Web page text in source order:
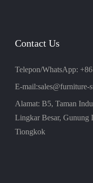
Contact Us
Telepon/WhatsApp:
E-mail:sales@furniture-
Alamat: B5, Taman
Lingkar Besar, Gunung
Tiongkok